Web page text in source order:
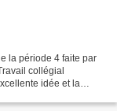
la période 4 faite par
collégial
idée et la